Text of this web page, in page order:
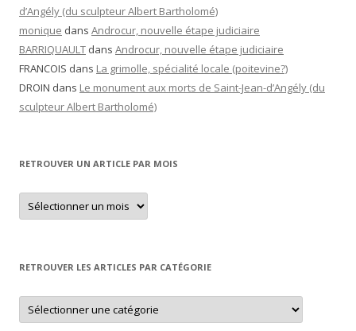
d’Angély (du sculpteur Albert Bartholomé)
monique dans Androcur, nouvelle étape judiciaire
BARRIQUAULT dans Androcur, nouvelle étape judiciaire
FRANCOIS dans La grimolle, spécialité locale (poitevine?)
DROIN dans Le monument aux morts de Saint-Jean-d’Angély (du
sculpteur Albert Bartholomé)
RETROUVER UN ARTICLE PAR MOIS
Retrouver
un
article
RETROUVER LES ARTICLES PAR CATÉGORIE
Retrouver
les
articles